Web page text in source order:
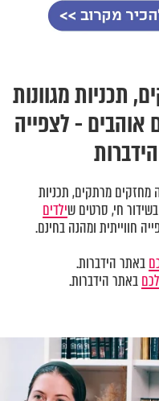
תכניות מגוונות
אוהבים - לצפייה
מחזקים מרתקים, תכניות
חי, סרטים שילדים
חווייתית ומהנה בחינם.
באתר הידברות.
באתר הידברות.